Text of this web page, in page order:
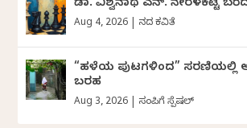
ಡಾ. ವಿಶ್ವನಾಥ ಎನ್.‌ ನೇರಳಕಟ್ಟೆ
Aug 4, 2026 ದಿನದ ಕವಿತೆ
“ಹಳೆಯ ಪುಟಗಳಿಂದ” ಸರಣಿಯಲ್ಲಿ
ಬರಹ
Aug 3, 2026 ಸಂಪಿಗೆ ಸ್ಪೆಷಲ್